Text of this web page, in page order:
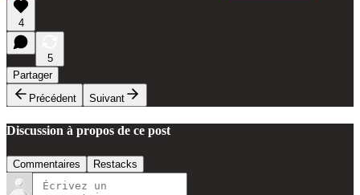
4
5
Partager
Précédent
Suivant
Discussion à propos de ce post
Commentaires Restacks